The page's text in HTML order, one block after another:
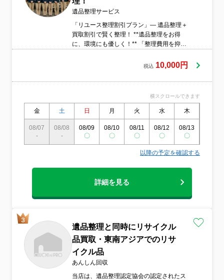
遺品整理サービス
「リユース整理割引プラン」— 遺品整理＋
買取割引で賢く整理！ **遺品整理をお得
に、環境にも優しく！** 「整理費用を抑え
んな方におすすめなのが、アールファイブ
品整理業者では、処分されてしまうお品物
な価格で買取・再利用することで、整理費
用の負担を大幅に軽減できます！ ・ 買取
対象品は幅広い！ 家具・家電・ブランド
品・骨董品・貴金属など、まだ使えるお品
物をリユース！思い出の品を無駄にせず、
新たな価値へつなげます。 ・ 古物市場の強
みで高価買取！ 通常のリサイクル業者では
対応できない品も、**独自の古物市場ルー
は真似できません！ ・ お財布にも環境にも
優しい！ **「処分費用を抑えながら、整理
ルな選択を。 リユース整理割引プランの流
れ 無料相談・お見積り → 整理・買取査定
→ 買取金額を整理費用に還元！ 「整理費用
を抑えたい」 「思い出の品を無駄にしたく
ない」 とお考えの方は、今すぐアールファ
イブにご相談ください！
税込 10,000円
横スクロールできます
金 土 日 月 火 水 木
08/07
-
08/08
-
08/09
〇
08/10
〇
08/11
〇
08/12
〇
08/13
〇
以降の予定を確認する
詳細を見る
遺品整理と同時にリサイクル
品買取・東南アジアでのリサ
イクル品
あんしん回収
当店は、遺品整理認定協会の認定されたス